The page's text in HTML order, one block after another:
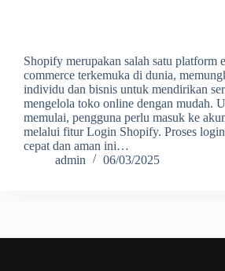
Shopify merupakan salah satu platform
commerce terkemuka di dunia,
individu dan bisnis untuk mendirikan
mengelola toko online dengan mudah.
memulai, pengguna perlu masuk ke
melalui fitur Login Shopify. Proses
cepat dan aman ini…
admin
06/03/2025